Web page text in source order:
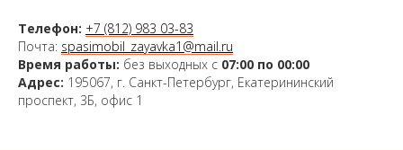
Телефон: +7 (812) 983 03-83
Почта: spasimobil_zayavka1@mail.ru
Время работы: без выходных с 07:00 по 00:00
Адрес: 195067, г. Санкт-Петербург, Екатерининский
проспект, 3Б, офис 1